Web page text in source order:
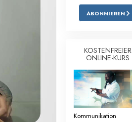
Antworten auf das Drogenproblem
Werkzeuge für den Arbeitsplatz
Ethik und die Zustände
Die Ursache von Unterdrückung
Ermittlungen
ABONNIEREN
KOSTENFREIER
ONLINE-KURS
Kommunikation